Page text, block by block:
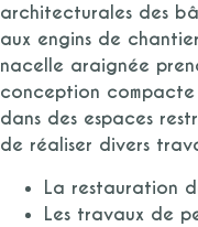
architecturales des
aux engins de
nacelle araignée
conception
dans des espaces
de réaliser divers
La restauration
Les travaux de